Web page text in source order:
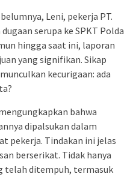
Leni, pekerja PT.
serupa ke SPKT Polda
hingga saat ini, laporan
yang signifikan. Sikap
kecurigaan: ada
bahwa
dipalsukan dalam
pekerja. Tindakan ini jelas
berserikat. Tidak hanya
telah ditempuh, termasuk